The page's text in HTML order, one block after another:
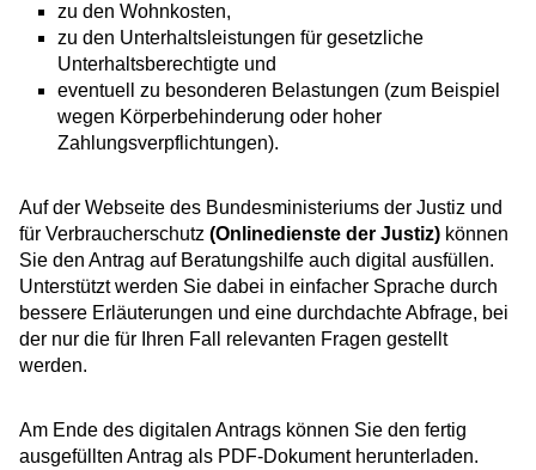
zu den Wohnkosten,
zu den Unterhaltsleistungen für gesetzliche
Unterhaltsberechtigte und
eventuell zu besonderen Belastungen (zum Beispiel
wegen Körperbehinderung oder hoher
Zahlungsverpflichtungen).
Auf der Webseite des Bundesministeriums der Justiz und
für Verbraucherschutz (Onlinedienste der Justiz) können
Sie den Antrag auf Beratungshilfe auch digital ausfüllen.
Unterstützt werden Sie dabei in einfacher Sprache durch
bessere Erläuterungen und eine durchdachte Abfrage, bei
der nur die für Ihren Fall relevanten Fragen gestellt
werden.
Am Ende des digitalen Antrags können Sie den fertig
ausgefüllten Antrag als PDF-Dokument herunterladen.